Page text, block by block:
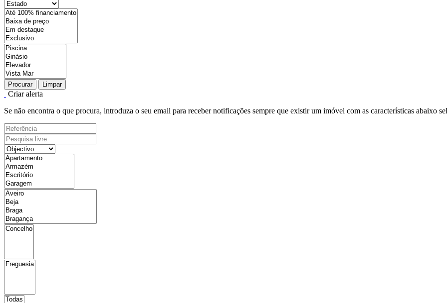
Procurar Limpar
Criar alerta
Se não encontra o que procura, introduza o seu email para receber notificações sempre que existir um imóvel com as características abaixo